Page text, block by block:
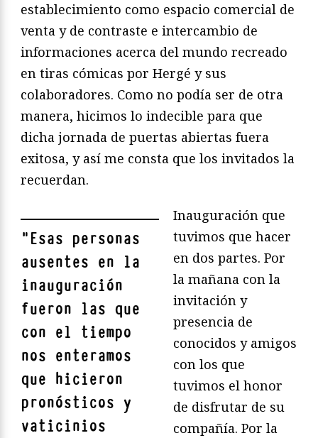
establecimiento como espacio comercial de
venta y de contraste e intercambio de
informaciones acerca del mundo recreado
en tiras cómicas por Hergé y sus
colaboradores. Como no podía ser de otra
manera, hicimos lo indecible para que
dicha jornada de puertas abiertas fuera
exitosa, y así me consta que los invitados la
recuerdan.
"Esas personas
ausentes en la
inauguración
fueron las que
con el tiempo
nos enteramos
que hicieron
pronósticos y
vaticinios
Inauguración que
tuvimos que hacer
en dos partes. Por
la mañana con la
invitación y
presencia de
conocidos y amigos
con los que
tuvimos el honor
de disfrutar de su
compañía. Por la